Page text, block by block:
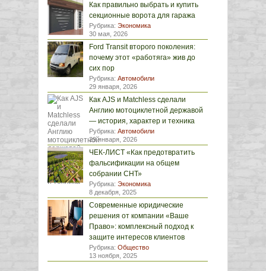
Как правильно выбрать и купить
секционные ворота для гаража
Рубрика: Экономика
30 мая, 2026
Ford Transit второго поколения:
почему этот «работяга» жив до
сих пор
Рубрика: Автомобили
29 января, 2026
Как AJS и Matchless сделали
Англию мотоциклетной державой
— история, характер и техника
Рубрика: Автомобили
29 января, 2026
ЧЕК-ЛИСТ «Как предотвратить
фальсификации на общем
собрании СНТ»
Рубрика: Экономика
8 декабря, 2025
Современные юридические
решения от компании «Ваше
Право»: комплексный подход к
защите интересов клиентов
Рубрика: Общество
13 ноября, 2025